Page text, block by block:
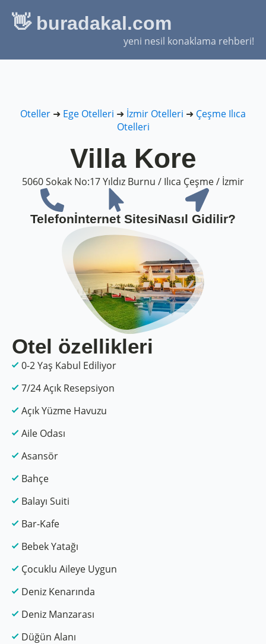
👋 buradakal.com
yeni nesil konaklama rehberi!
Oteller ➜ Ege Otelleri ➜ İzmir Otelleri ➜ Çeşme Ilıca
Otelleri
Villa Kore
5060 Sokak No:17 Yıldız Burnu / Ilıca Çeşme / İzmir
Telefonİnternet SitesiNasıl Gidilir?
Otel özellikleri
0-2 Yaş Kabul Ediliyor
7/24 Açık Resepsiyon
Açık Yüzme Havuzu
Aile Odası
Asansör
Bahçe
Balayı Suiti
Bar-Kafe
Bebek Yatağı
Çocuklu Aileye Uygun
Deniz Kenarında
Deniz Manzarası
Düğün Alanı